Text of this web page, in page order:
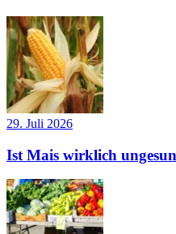
29. Juli 2026
Ist Mais wirklich